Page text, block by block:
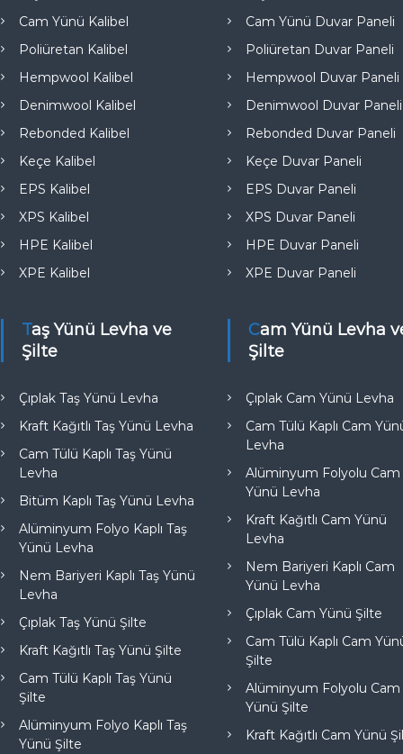
Cam Yünü Kalibel
Poliüretan Kalibel
Hempwool Kalibel
Denimwool Kalibel
Rebonded Kalibel
Keçe Kalibel
EPS Kalibel
XPS Kalibel
HPE Kalibel
XPE Kalibel
Taş Yünü Levha ve
Şilte
Çıplak Taş Yünü Levha
Kraft Kağıtlı Taş Yünü Levha
Cam Tülü Kaplı Taş Yünü
Levha
Bitüm Kaplı Taş Yünü Levha
Alüminyum Folyo Kaplı Taş
Yünü Levha
Nem Bariyeri Kaplı Taş Yünü
Levha
Çıplak Taş Yünü Şilte
Kraft Kağıtlı Taş Yünü Şilte
Cam Tülü Kaplı Taş Yünü
Şilte
Alüminyum Folyo Kaplı Taş
Yünü Şilte
Cam Yünü Duvar Paneli
Poliüretan Duvar Paneli
Hempwool Duvar Paneli
Denimwool Duvar Paneli
Rebonded Duvar Paneli
Keçe Duvar Paneli
EPS Duvar Paneli
XPS Duvar Paneli
HPE Duvar Paneli
XPE Duvar Paneli
Cam Yünü Levha ve
Şilte
Çıplak Cam Yünü Levha
Cam Tülü Kaplı Cam
Levha
Alüminyum Folyolu Cam
Yünü Levha
Kraft Kağıtlı Cam Yünü
Levha
Nem Bariyeri Kaplı Cam
Yünü Levha
Çıplak Cam Yünü Şilte
Cam Tülü Kaplı Cam
Şilte
Alüminyum Folyolu Cam
Yünü Şilte
Kraft Kağıtlı Cam Yünü